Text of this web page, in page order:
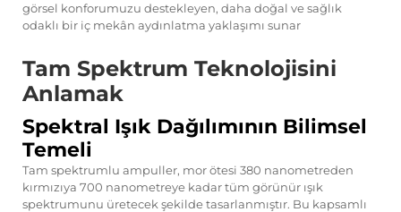
görsel konforumuzu destekleyen, daha doğal ve sağlık
odaklı bir iç mekân aydınlatma yaklaşımı sunar
Tam Spektrum Teknolojisini
Anlamak
Spektral Işık Dağılımının Bilimsel
Temeli
Tam spektrumlu ampuller, mor ötesi 380 nanometreden
kırmızıya 700 nanometreye kadar tüm görünür ışık
spektrumunu üretecek şekilde tasarlanmıştır. Bu kapsamlı